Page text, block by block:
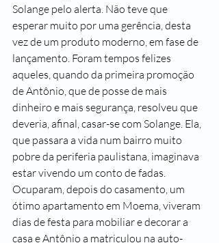
Solange pelo alerta. Não teve que
esperar muito por uma gerência, desta
vez de um produto moderno, em fase de
lançamento. Foram tempos felizes
aqueles, quando da primeira promoção
de Antônio, que de posse de mais
dinheiro e mais segurança, resolveu que
deveria, afinal, casar-se com Solange. Ela,
que passara a vida num bairro muito
pobre da periferia paulistana, imaginava
estar vivendo um conto de fadas.
Ocuparam, depois do casamento, um
ótimo apartamento em Moema, viveram
dias de festa para mobiliar e decorar a
casa e Antônio a matriculou na auto-